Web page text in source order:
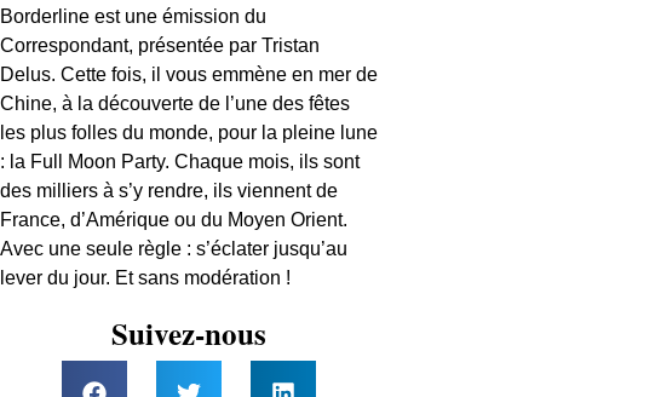
Borderline est une émission du
Correspondant, présentée par Tristan
Delus. Cette fois, il vous emmène en mer de
Chine, à la découverte de l’une des fêtes
les plus folles du monde, pour la pleine lune
: la Full Moon Party. Chaque mois, ils sont
des milliers à s’y rendre, ils viennent de
France, d’Amérique ou du Moyen Orient.
Avec une seule règle : s’éclater jusqu’au
lever du jour. Et sans modération !
Suivez-nous